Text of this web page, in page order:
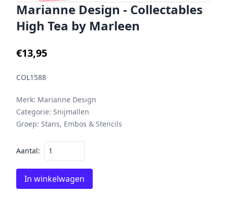
Marianne Design - Collectables
High Tea by Marleen
€13,95
COL1588
Merk: Marianne Design
Categorie: Snijmallen
Groep: Stans, Embos & Stencils
Aantal:
In winkelwagen